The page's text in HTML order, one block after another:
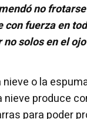
no
con fuerza en
solos en el
o la
produce
para poder